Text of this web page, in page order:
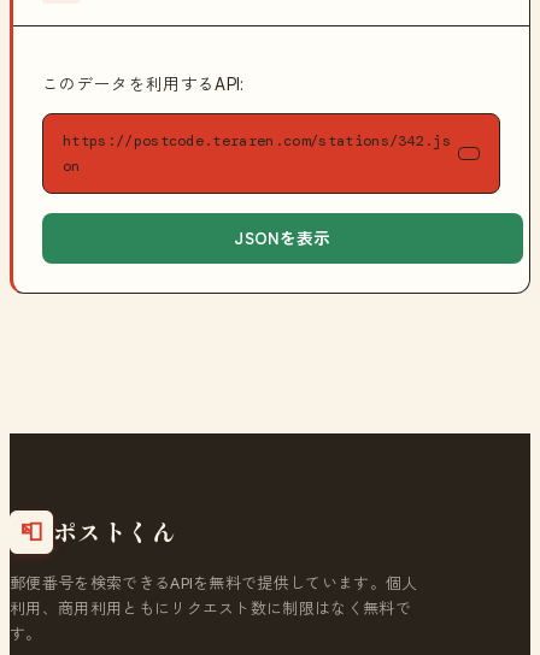
このデータを利用するAPI:
https://postcode.teraren.com/stations/342.js
on
JSONを表示
📮 ポストくん
郵便番号を検索できるAPIを無料で提供しています。個人
利用、商用利用ともにリクエスト数に制限はなく無料で
す。